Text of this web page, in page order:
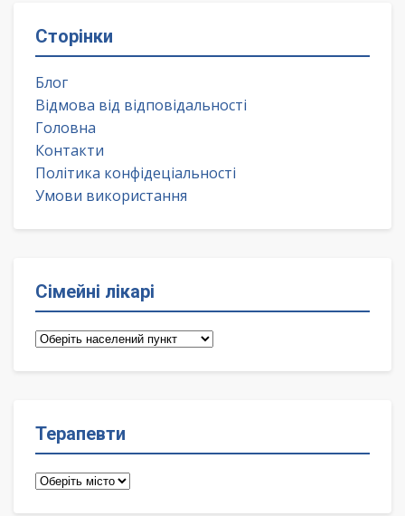
Сторінки
Блог
Відмова від відповідальності
Головна
Контакти
Політика конфідеціальності
Умови використання
Сімейні лікарі
Сімейні
Терапевти
Терапевти